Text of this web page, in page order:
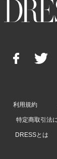
利用規約
特定商取引法
DRESSとは